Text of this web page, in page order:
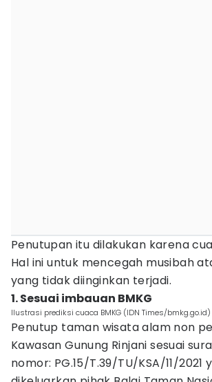
Penutupan itu dilakukan karena
Hal ini untuk mencegah musibah
yang tidak diinginkan terjadi.
1. Sesuai imbauan BMKG
Ilustrasi prediksi cuaca BMKG (IDN Times/bmkg.go.id)
Penutup taman wisata alam non
Kawasan Gunung Rinjani sesuai
nomor: PG.15/T.39/TU/KSA/11/2021